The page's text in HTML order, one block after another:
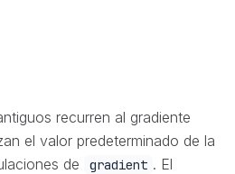
recurren al gradiente
el valor predeterminado de la
de
gradient . El